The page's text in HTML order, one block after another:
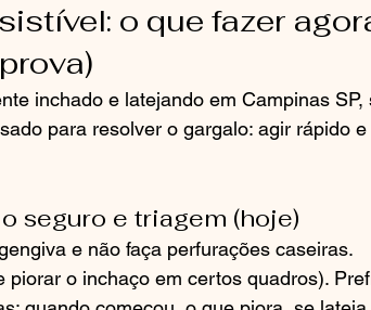
o que fazer
inchado e latejando em Campinas
para resolver o gargalo: agir rápido
seguro e triagem (hoje)
e não faça perfurações caseiras.
piorar o inchaço em certos quadros).